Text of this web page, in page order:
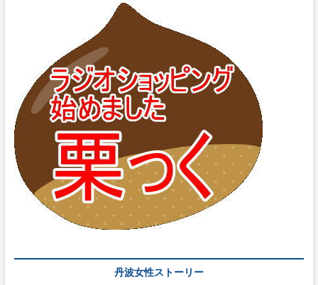
丹波女性ストーリー